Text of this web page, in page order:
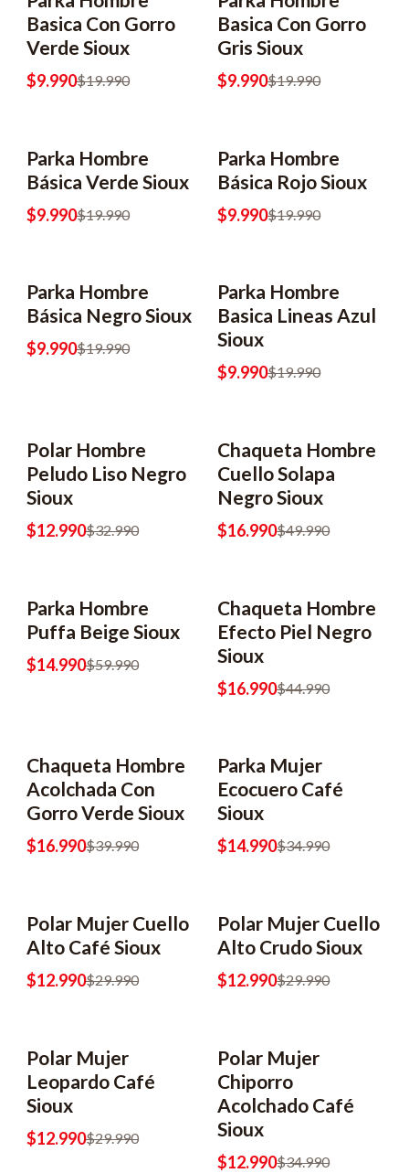
-50% OFF
Basica Con Gorro
Verde Sioux
$9.990$19.990
-50% OFF
Basica Con Gorro
Gris Sioux
$9.990$19.990
-50% OFF
Parka Hombre
Básica Verde Sioux
$9.990$19.990
-50% OFF
Parka Hombre
Básica Rojo Sioux
$9.990$19.990
-50% OFF
Parka Hombre
Básica Negro Sioux
$9.990$19.990
-50% OFF
Parka Hombre
Basica Lineas Azul
Sioux
$9.990$19.990
-61% OFF
Polar Hombre
Peludo Liso Negro
Sioux
$12.990$32.990
-66% OFF
Chaqueta Hombre
Cuello Solapa
Negro Sioux
$16.990$49.990
-75% OFF
Parka Hombre
Puffa Beige Sioux
$14.990$59.990
-62% OFF
Chaqueta Hombre
Efecto Piel Negro
Sioux
$16.990$44.990
-58% OFF
Chaqueta Hombre
Acolchada Con
Gorro Verde Sioux
$16.990$39.990
-57% OFF
Parka Mujer
Ecocuero Café
Sioux
$14.990$34.990
-57% OFF
Polar Mujer Cuello
Alto Café Sioux
$12.990$29.990
-57% OFF
Polar Mujer Cuello
Alto Crudo Sioux
$12.990$29.990
-57% OFF
Polar Mujer
Leopardo Café
Sioux
$12.990$29.990
-63% OFF
Polar Mujer
Chiporro
Acolchado Café
Sioux
$12.990$34.990